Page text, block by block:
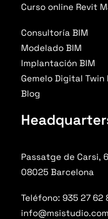
Curso online Revit
Consultoría BIM
Modelado BIM
Implantación BIM
Gemelo Digital Twin
Blog
Passatge de Carsi, 6
08025 Barcelona
Teléfono: 935 27 62
info@msistudio.com